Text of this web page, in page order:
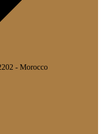
- Morocco